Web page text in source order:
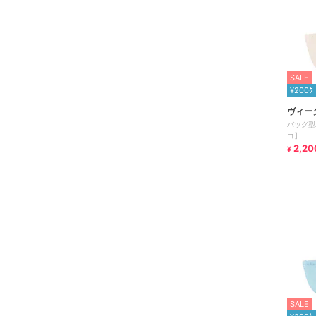
SALE
¥200ｸ
ヴィー
バッグ
コ】
¥
SALE